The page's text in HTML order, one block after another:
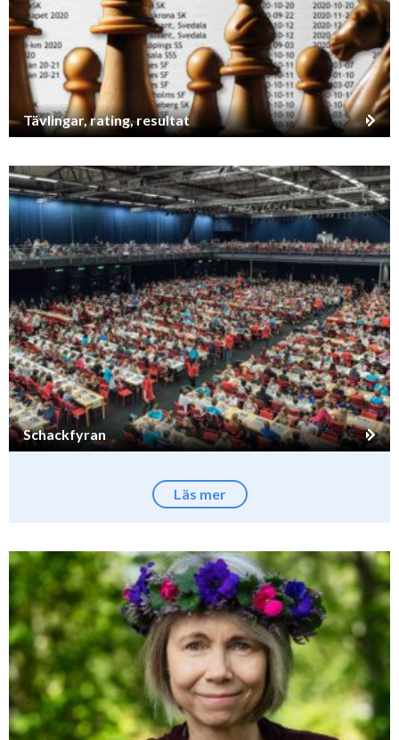
Tävlingar, rating, resultat
Schackfyran
Läs mer